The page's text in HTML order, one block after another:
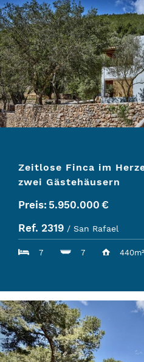
Zeitlose Finca im
zwei Gästehäusern
Preis: 5.950.000 €
Ref. 2319 / San Rafael
7 7 440m²